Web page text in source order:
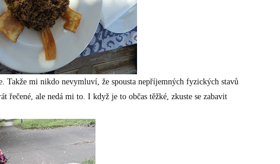
Takže mi nikdo nevymluví, že spousta nepříjemných fyzických stavů
řečené, ale nedá mi to. I když je to občas těžké, zkuste se zabavit